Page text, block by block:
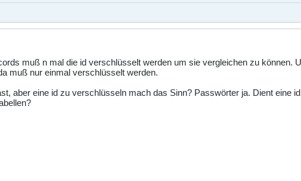
muß n mal die id verschlüsselt werden um sie vergleichen zu können.
muß nur einmal verschlüsselt werden.
aber eine id zu verschlüsseln mach das Sinn? Passwörter ja. Dient eine